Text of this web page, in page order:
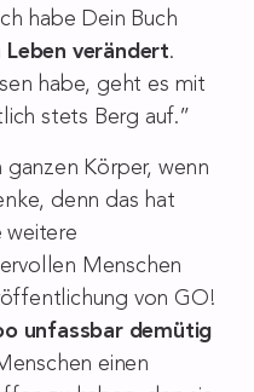
habe Dein Buch
Leben verändert.
habe, geht es mit
stets Berg auf.”
Körper, wenn
denn das hat
weitere
Menschen
von GO!
unfassbar demütig
einen